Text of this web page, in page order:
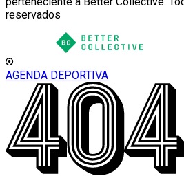
reservados
AGENDA DEPORTIVA